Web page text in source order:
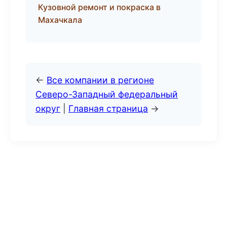
Кузовной ремонт и покраска в
Махачкала
← Все компании в регионе
Северо-Западный федеральный
округ
Главная страница →